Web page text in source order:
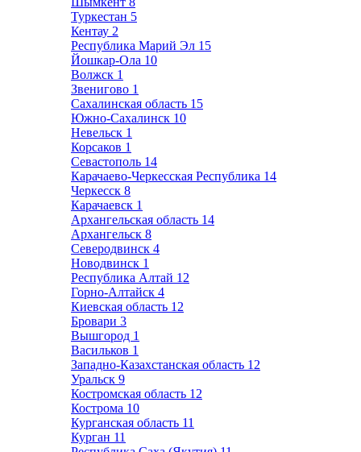
Туркестан 5
Кентау 2
Республика Марий Эл 15
Йошкар-Ола 10
Волжск 1
Звенигово 1
Сахалинская область 15
Южно-Сахалинск 10
Невельск 1
Корсаков 1
Севастополь 14
Карачаево-Черкесская Республика 14
Черкесск 8
Карачаевск 1
Архангельская область 14
Архангельск 8
Северодвинск 4
Новодвинск 1
Республика Алтай 12
Горно-Алтайск 4
Киевская область 12
Бровари 3
Вышгород 1
Васильков 1
Западно-Казахстанская область 12
Уральск 9
Костромская область 12
Кострома 10
Курганская область 11
Курган 11